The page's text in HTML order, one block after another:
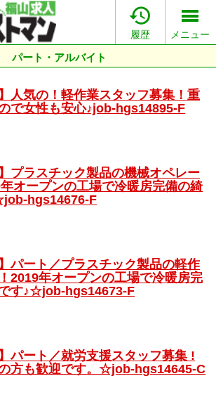

履歴 メニュー
パート・アルバイト
人気の！軽作業スタッフ募集！重
で女性も安心♪job-hgs14895-F
プラスチック製品の機械オペレー
オープンの工場で冷暖房完備の綺
hgs14676-F
パート／プラスチック製品の軽作
2019年オープンの工場で冷暖房完
す♪☆job-hgs14673-F
パート／就労支援スタッフ募集 !
方も歓迎です。☆job-hgs14645-C